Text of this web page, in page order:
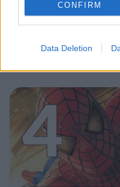
CONFIRM
Data Deletion
Kela voi
4